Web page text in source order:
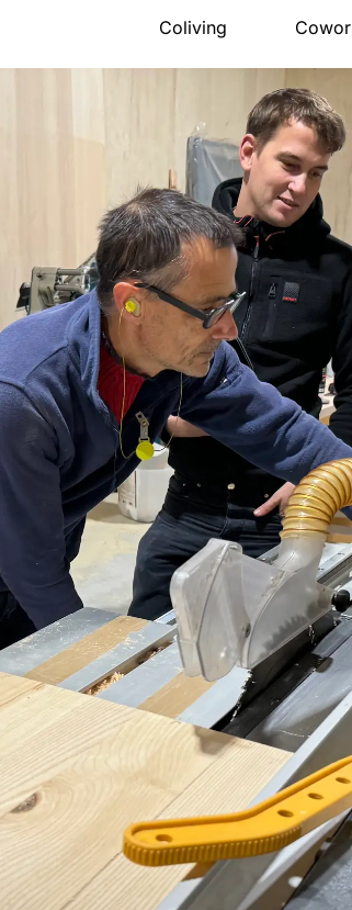
Coliving
Présentation
Espace nuit
Activités
Communauté
Accès
Tarifs
FAQ
Réserver
Salle
Tarifs
Accès